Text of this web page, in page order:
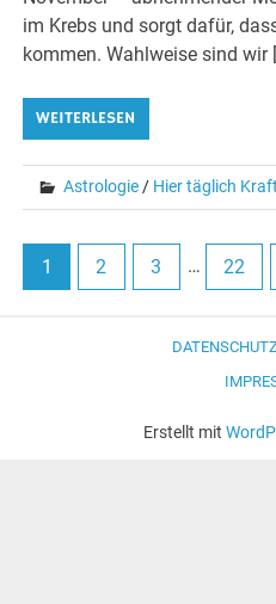
im Krebs und sorgt dafür,
kommen. Wahlweise sind wir
WEITERLESEN
Astrologie / Hier täglich
1 2 3 … 22
Erstellt mit